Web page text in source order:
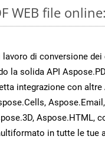
WEB file
di conversione
la solida API
integrazione con
Aspose.HTML,
in tutte le tue